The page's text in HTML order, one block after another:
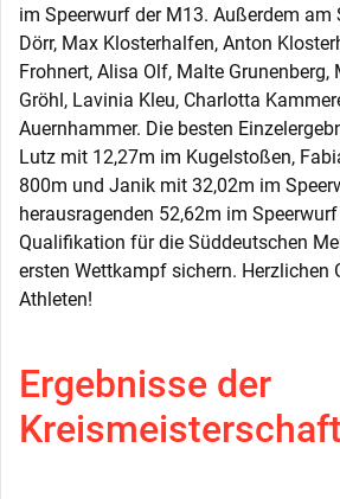
im Speerwurf der M13. Außerdem am
Dörr, Max Klosterhalfen, Anton
Frohnert, Alisa Olf, Malte Grunenberg,
Gröhl, Lavinia Kleu, Charlotta
Auernhammer. Die besten
Lutz mit 12,27m im Kugelstoßen,
800m und Janik mit 32,02m im
herausragenden 52,62m im
Qualifikation für die Süddeutschen
ersten Wettkampf sichern. Herzlichen
Athleten!
Ergebnisse der